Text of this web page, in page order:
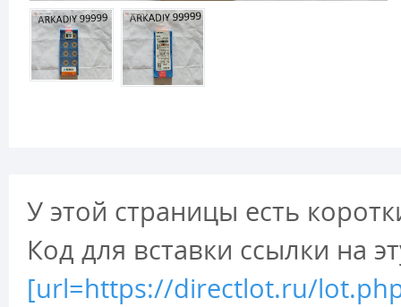
У этой страницы есть
Код для вставки ссылки на
[url=https://directlot.ru/